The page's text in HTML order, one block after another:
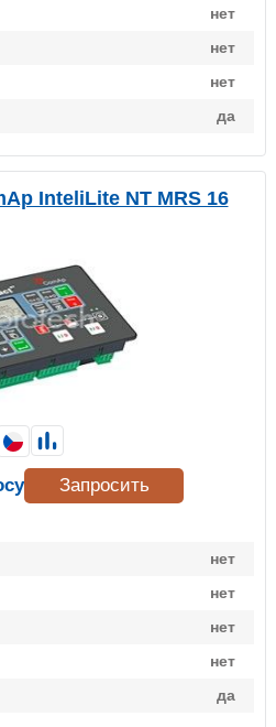
нет
нет
нет
да
InteliLite NT MRS 16
нет
нет
нет
нет
да
Запросить